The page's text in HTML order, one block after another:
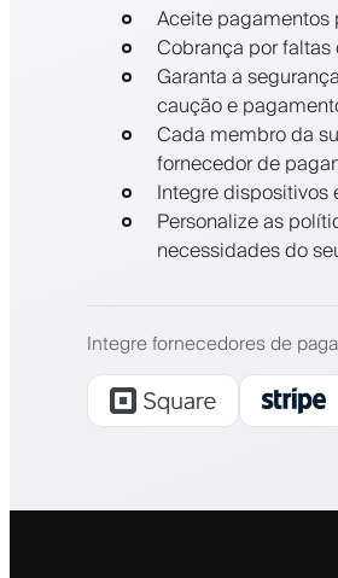
Aceite pagamentos
Cobrança por
Garanta a
caução e
Cada membro da
fornecedor de
Integre
Personalize as
necessidades do
Integre fornecedores de